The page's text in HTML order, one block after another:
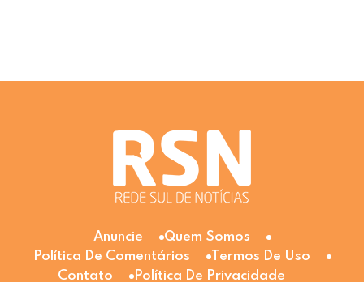
Anuncie
Quem Somos
Política De Comentários
Termos De Uso
Contato
Política De Privacidade